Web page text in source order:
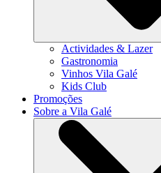
Actividades & Lazer
Gastronomia
Vinhos Vila Galé
Kids Club
Promoções
Sobre a Vila Galé